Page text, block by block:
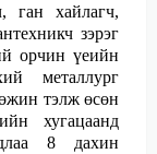
ган хайлагч,
зэрэг
орчин үеийн
металлург
тэлж өсөн
хугацаанд
8 дахин